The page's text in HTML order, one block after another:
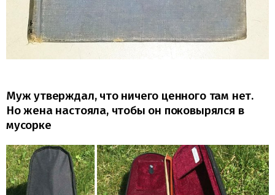
Муж утверждал, что ничего ценного там нет.
Но жена настояла, чтобы он поковырялся в
мусорке